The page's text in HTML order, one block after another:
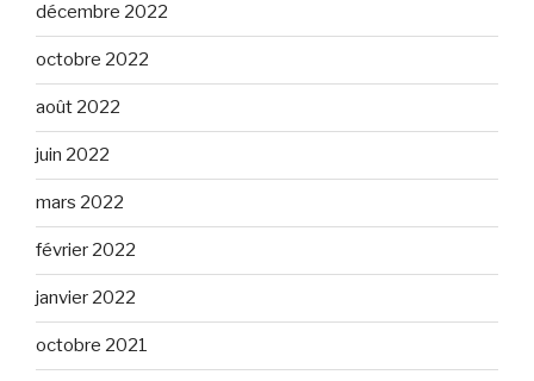
décembre 2022
octobre 2022
août 2022
juin 2022
mars 2022
février 2022
janvier 2022
octobre 2021